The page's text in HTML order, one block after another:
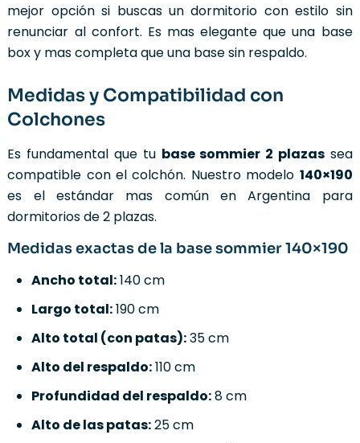
mejor opción si buscas un dormitorio con estilo sin
renunciar al confort. Es mas elegante que una base
box y mas completa que una base sin respaldo.
Medidas y Compatibilidad con
Colchones
Es fundamental que tu base sommier 2 plazassea
compatible con el colchón. Nuestro modelo 140×190
es el estándar mas común en Argentina para
dormitorios de 2 plazas.
Medidas exactas de la base sommier 140×190
Ancho total:140 cm
Largo total:190 cm
Alto total (con patas):35 cm
Alto del respaldo:110 cm
Profundidad del respaldo:8 cm
Alto de las patas:25 cm